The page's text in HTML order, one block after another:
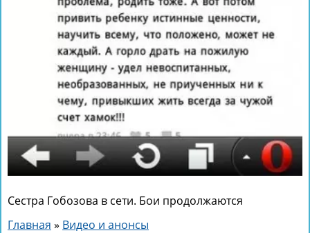
Сестра Гобозова в сети. Бои продолжаются
Главная » Видео и анонсы